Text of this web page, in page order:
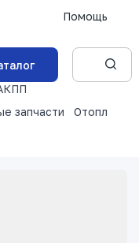
Помощь
запчасти
Отопление